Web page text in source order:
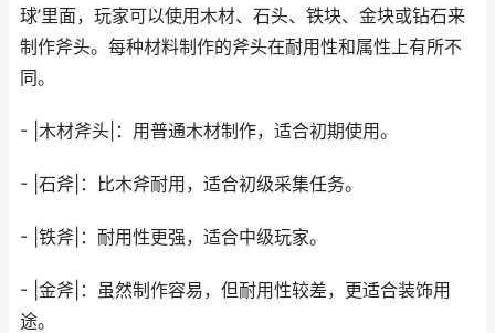
球’里面，玩家可以使用木材、石头、铁块、金块或钻石来
制作斧头。每种材料制作的斧头在耐用性和属性上有所不
同。
- |木材斧头|：用普通木材制作，适合初期使用。
- |石斧|：比木斧耐用，适合初级采集任务。
- |铁斧|：耐用性更强，适合中级玩家。
- |金斧|：虽然制作容易，但耐用性较差，更适合装饰用
途。